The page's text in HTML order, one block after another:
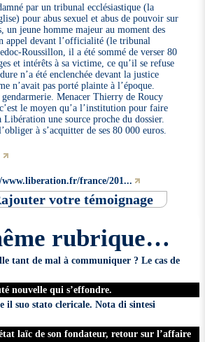
par un tribunal ecclésiastique (la
pour abus sexuel et abus de pouvoir sur
un jeune homme majeur au moment des
appel devant l’officialité (le tribunal
Roussillon, il a été sommé de verser 80
et intérêts à sa victime, ce qu’il se refuse
n’a été enclenchée devant la justice
n’avait pas porté plainte à l’époque.
gendarmerie. Menacer Thierry de Roucy
le moyen qu’a l’institution pour faire
une source proche du dossier.
à s’acquitter de ses 80 000 euros.
france/201...
votre témoignage
rubrique…
tant de mal à communiquer ? Le cas de
nouvelle qui s’effondre.
il suo stato clericale. Nota di sintesi
laïc de son fondateur, retour sur l’affaire